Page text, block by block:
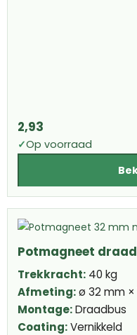
2,93
✓Op voorraad
Potmagneet
Trekkracht: 40 kg
Afmeting:ø 32 mm ×
Montage:Draadbus
Coating:Vernikkeld